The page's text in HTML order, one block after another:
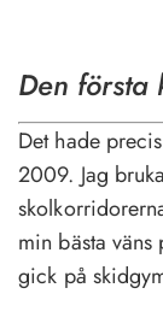
Den
Det hade
2009. Jag
min bästa
gick på